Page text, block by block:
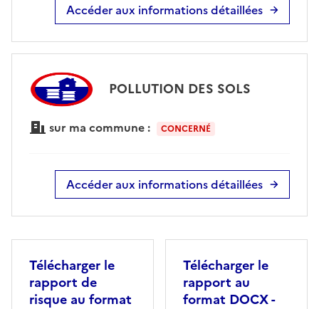
Accéder aux informations détaillées
POLLUTION DES SOLS
sur ma commune : CONCERNÉ
Accéder aux informations détaillées
Télécharger le
rapport de
risque au format
Télécharger le
rapport au
format DOCX -